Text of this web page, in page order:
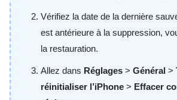
Vérifiez la date de la dernière
est antérieure à la suppression,
la restauration.
Allez dans Réglages > Général >
réinitialiser l’iPhone > Effacer